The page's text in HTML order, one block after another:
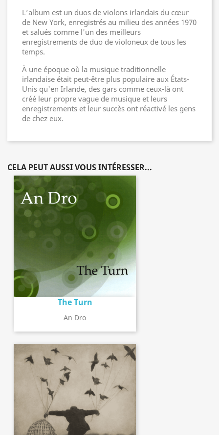
L’album est un duos de violons irlandais du cœur
de New York, enregistrés au milieu des années 1970
et salués comme l'un des meilleurs
enregistrements de duo de violoneux de tous les
temps.
À une époque où la musique traditionnelle
irlandaise était peut-être plus populaire aux États-
Unis qu'en Irlande, des gars comme ceux-là ont
créé leur propre vague de musique et leurs
enregistrements et leur succès ont réactivé les gens
de chez eux.
CELA PEUT AUSSI VOUS INTÉRESSER...
The Turn
An Dro